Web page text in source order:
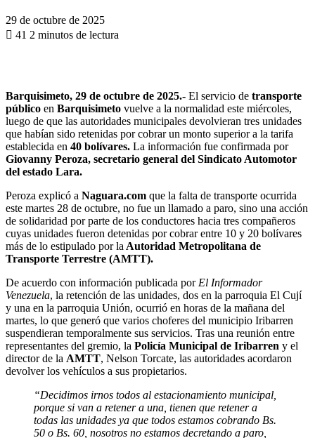
29 de octubre de 2025
41 2 minutos de lectura
Barquisimeto, 29 de octubre de 2025.- El servicio de transporte
público en Barquisimeto vuelve a la normalidad este miércoles,
luego de que las autoridades municipales devolvieran tres unidades
que habían sido retenidas por cobrar un monto superior a la tarifa
establecida en 40 bolívares. La información fue confirmada por
Giovanny Peroza, secretario general del Sindicato Automotor
del estado Lara.
Peroza explicó a Naguara.com que la falta de transporte ocurrida
este martes 28 de octubre, no fue un llamado a paro, sino una acción
de solidaridad por parte de los conductores hacia tres compañeros
cuyas unidades fueron detenidas por cobrar entre 10 y 20 bolívares
más de lo estipulado por la Autoridad Metropolitana de
Transporte Terrestre (AMTT).
De acuerdo con información publicada por El Informador
Venezuela, la retención de las unidades, dos en la parroquia El Cují
y una en la parroquia Unión, ocurrió en horas de la mañana del
martes, lo que generó que varios choferes del municipio Iribarren
suspendieran temporalmente sus servicios. Tras una reunión entre
representantes del gremio, la Policía Municipal de Iribarren y el
director de la AMTT, Nelson Torcate, las autoridades acordaron
devolver los vehículos a sus propietarios.
“Decidimos irnos todos al estacionamiento municipal,
porque si van a retener a una, tienen que retener a
todas las unidades ya que todos estamos cobrando Bs.
50 o Bs. 60, nosotros no estamos decretando a paro,